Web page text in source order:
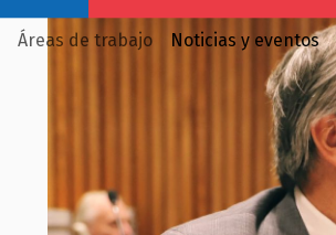
Áreas de trabajo Noticias y eventos